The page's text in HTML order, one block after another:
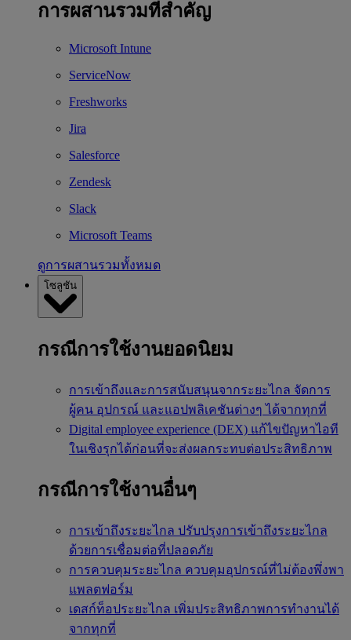
การผสานรวมที่สำคัญ
Microsoft Intune
ServiceNow
Freshworks
Jira
Salesforce
Zendesk
Slack
Microsoft Teams
ดูการผสานรวมทั้งหมด
โซลูชัน
กรณีการใช้งานยอดนิยม
การเข้าถึงและการสนับสนุนจากระยะไกล จัดการ
ผู้คน อุปกรณ์ และแอปพลิเคชันต่างๆ ได้จากทุกที่
Digital employee experience (DEX) แก้ไขปัญหาไอที
ในเชิงรุกได้ก่อนที่จะส่งผลกระทบต่อประสิทธิภาพ
กรณีการใช้งานอื่นๆ
การเข้าถึงระยะไกล ปรับปรุงการเข้าถึงระยะไกล
ด้วยการเชื่อมต่อที่ปลอดภัย
การควบคุมระยะไกล ควบคุมอุปกรณ์ที่ไม่ต้องพึ่งพา
แพลตฟอร์ม
เดสก์ท็อประยะไกล เพิ่มประสิทธิภาพการทำงานได้
จากทุกที่